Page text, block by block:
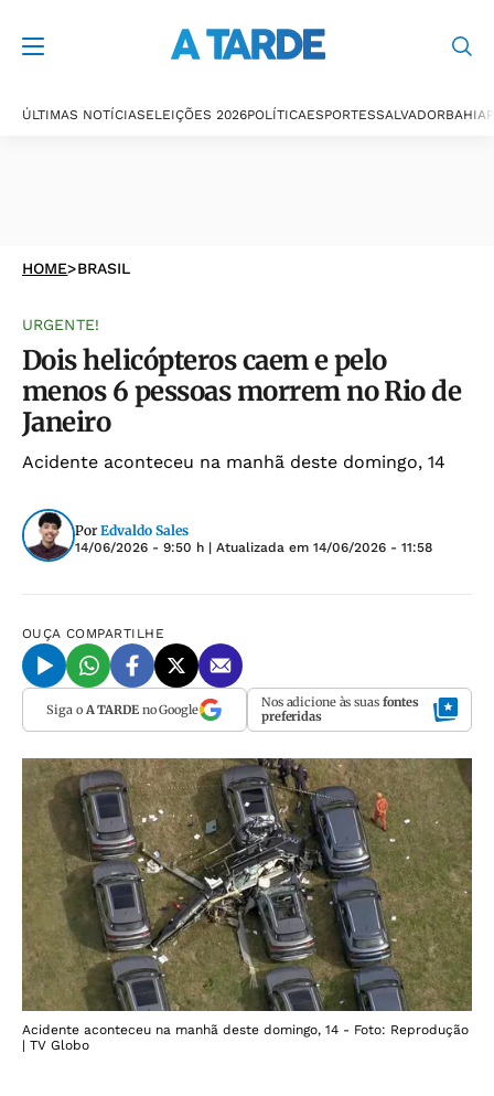
ÚLTIMAS NOTÍCIASELEIÇÕES 2026POLÍTICAESPORTESSALVADORBAHIA
HOME>BRASIL
URGENTE!
Dois helicópteros caem e pelo
menos 6 pessoas morrem no Rio de
Janeiro
Acidente aconteceu na manhã deste domingo, 14
Por Edvaldo Sales
14/06/2026 - 9:50 h | Atualizada em 14/06/2026 - 11:58
OUÇA COMPARTILHE
Siga o A TARDEno Google Nos adicione às suas fontes
preferidas
Acidente aconteceu na manhã deste domingo, 14 - Foto: Reprodução
| TV Globo